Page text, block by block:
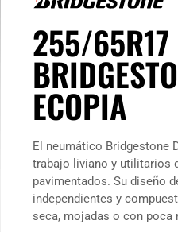
255/65R17
ECOPIA
El neumático Bridgestone
trabajo liviano y utilitarios
pavimentados. Su diseño
independientes y
seca, mojadas o con poca